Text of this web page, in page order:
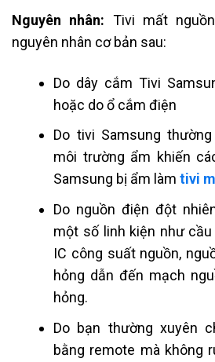
Nguyên nhân: Tivi mất
nguyên nhân cơ bản sau:
Do dây cắm Tivi
hoặc do ổ cắm điện
Do tivi Samsung
môi trường ẩm khiến
Samsung bị ẩm làmtivi
Do nguồn điện đột
một số linh kiện như
IC công suất nguồn,
hỏng dẫn đến mạch
hỏng.
Do bạn thường xuyên
bằng remote mà không